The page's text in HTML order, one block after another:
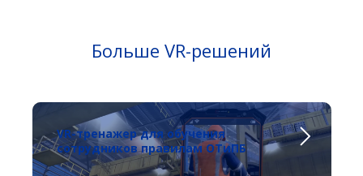
Больше VR-решений
VR-тренажер для обучения
сотрудников правилам ОТиПБ